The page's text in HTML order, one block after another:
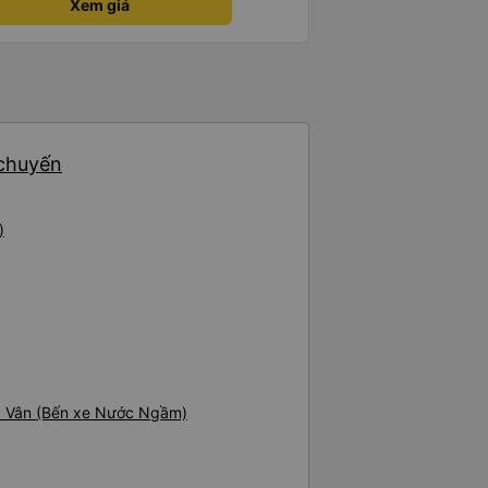
Xem giá
(Bến xe Nước Ngầm)